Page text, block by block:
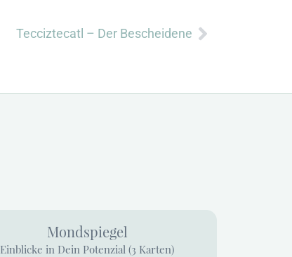
Tecciztecatl – Der Bescheidene Nächster
Mondspiegel
Einblicke in Dein Potenzial (3 Karten)